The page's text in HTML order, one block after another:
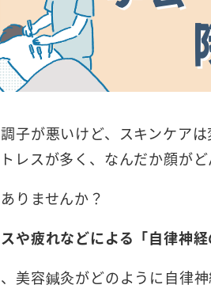
調子が悪いけど、スキンケア
トレスが多く、なんだか顔が
りませんか？
や疲れなどによる「自律神経
美容鍼灸がどのように自律神